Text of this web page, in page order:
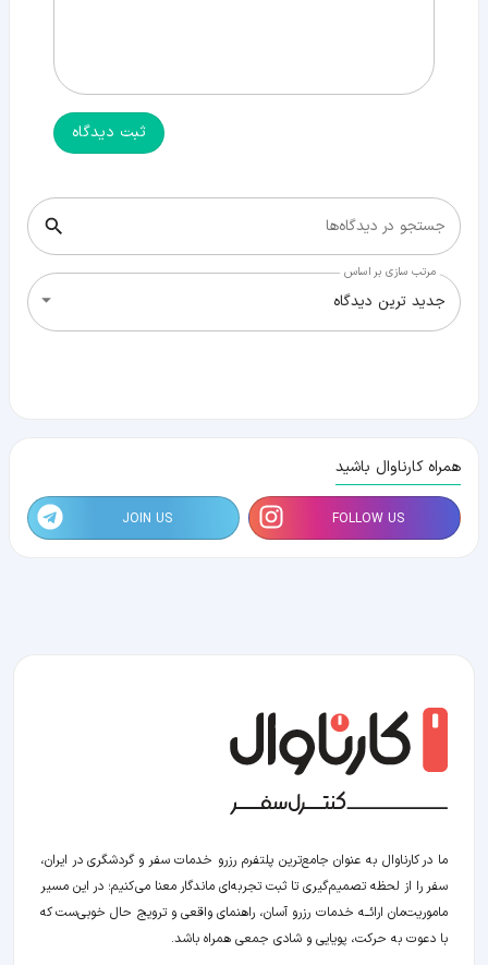
ثبت دیدگاه
جستجو در دیدگاه‌ها
مرتب سازی بر اساس
جدید ترین دیدگاه
همراه کارناوال باشید
FOLLOW US
JOIN US
ما در کارناوال به عنوان جامع‌ترین پلتفرم رزرو خدمات سفر و گردشگری در ایران،
سفر را از لحظه‌ تصمیم‌گیری تا ثبت تجربه‌ای ماندگار معنا می‌کنیم؛ در این مسیر‍
ماموریت‌مان اراﺋــﻪ خدمات رزرو آسان، راهنمای واقعی و ترویج حال خوبی‌ست که
با دعوت به حرکت، پویایی و شادی جمعی همراه باشد.